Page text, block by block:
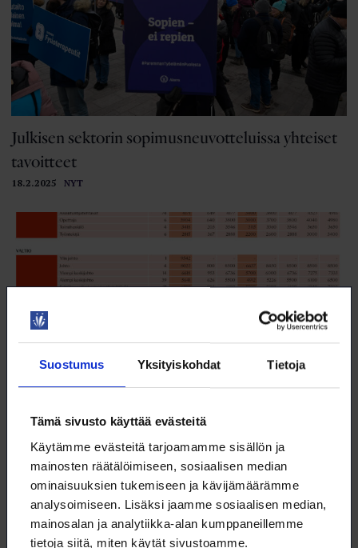
Suostumus Yksityiskohdat Tietoja
Tämä sivusto käyttää evästeitä
Käytämme evästeitä tarjoamamme sisällön ja
mainosten räätälöimiseen, sosiaalisen median
ominaisuuksien tukemiseen ja kävijämäärämme
analysoimiseen. Lisäksi jaamme sosiaalisen median,
mainosalan ja analytiikka-alan kumppaneillemme
tietoja siitä, miten käytät sivustoamme.
18.2.2025 NYT
Julkisen sektorin sopimusneuvotteluissa yhteiset
tavoitteet
18.2.2025 TYÖELÄMÄ
Loimulaisten palkat työnantajasektorin ja
toimiaseman mukaan